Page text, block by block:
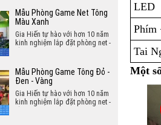
game sang trọng và đẳng cấp
năm 2019.
Mẫu Phòng Game Net Tông
Màu Xanh
Gia Hiến tự hào với hơn 10 năm
kinh nghiệm lắp đặt phòng net -
game tông màu xanh sang trọng
và đẳng cấp.
Mẫu Phòng Game Tông Đỏ -
Đen - Vàng
Gia Hiến tự hào với hơn 10 năm
kinh nghiệm lắp đặt phòng net -
LED
Phím
Tai
Một